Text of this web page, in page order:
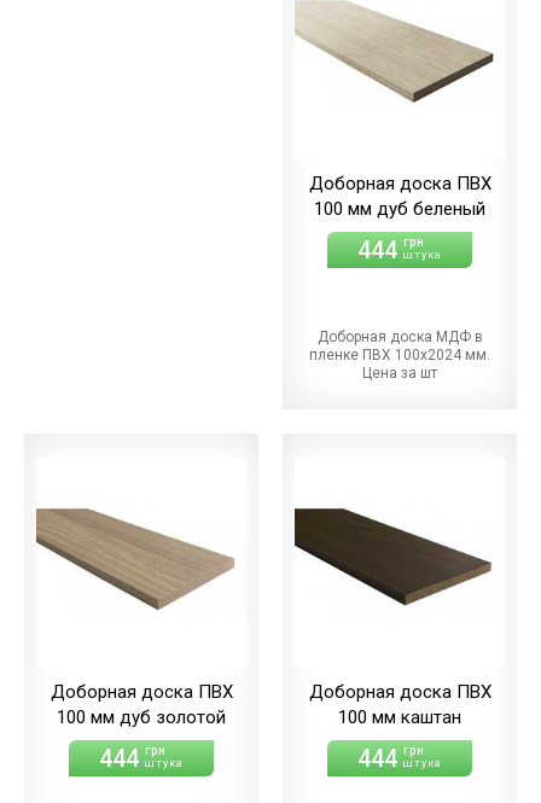
Доборная доска ПВХ
100 мм дуб беленый
444 грн
штука
Доборная доска МДФ в
пленке ПВХ 100х2024 мм.
Цена за шт
Доборная доска ПВХ
100 мм дуб золотой
444 грн
штука
Доборная доска ПВХ
100 мм каштан
444 грн
штука